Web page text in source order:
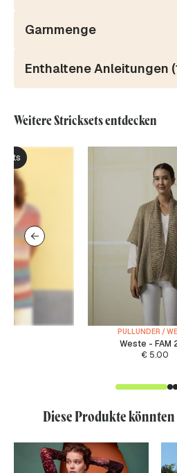
Garnmenge
Enthaltene Anleitungen
Weitere Stricksets entdecken
PULLUNDER /
Weste - FAM
€ 5.00
Diese Produkte